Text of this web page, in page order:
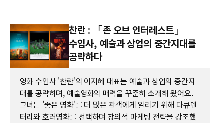
찬란 : 「존 오브 인터레스트」
수입사, 예술과 상업의 중간지대를
공략하다
영화 수입사 '찬란'의 이지혜 대표는 예술과 상업의 중간지
대를 공략하며, 예술영화의 매력을 꾸준히 소개해 왔어요.
그녀는 '좋은 영화'를 더 많은 관객에게 알리기 위해 다큐멘
터리와 호러영화를 선택하며 창의적 마케팅 전략을 강조했